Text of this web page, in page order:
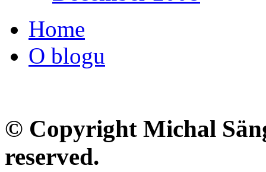
Home
O blogu
© Copyright Michal
reserved.